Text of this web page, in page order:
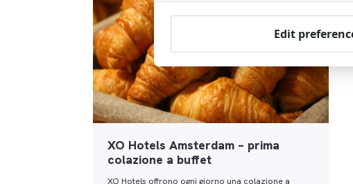
XO Hotels Amsterdam – prima
colazione a buffet
XO Hotels offrono ogni giorno una colazione a
Edit